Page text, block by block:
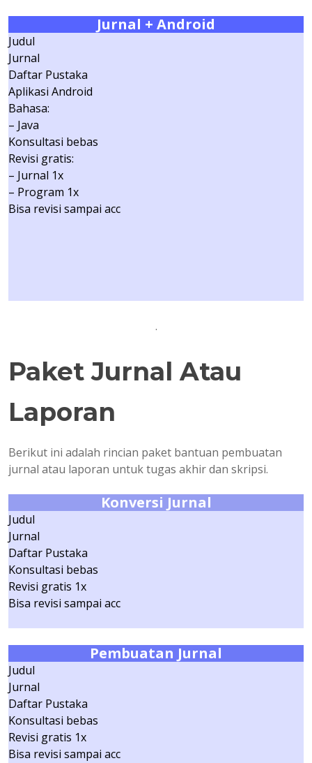
Jurnal + Android
Judul
Jurnal
Daftar Pustaka
Aplikasi Android
Bahasa:
– Java
Konsultasi bebas
Revisi gratis:
– Jurnal 1x
– Program 1x
Bisa revisi sampai acc
.
Paket Jurnal Atau
Laporan
Berikut ini adalah rincian paket bantuan pembuatan
jurnal atau laporan untuk tugas akhir dan skripsi.
Konversi Jurnal
Judul
Jurnal
Daftar Pustaka
Konsultasi bebas
Revisi gratis 1x
Bisa revisi sampai acc
Pembuatan Jurnal
Judul
Jurnal
Daftar Pustaka
Konsultasi bebas
Revisi gratis 1x
Bisa revisi sampai acc